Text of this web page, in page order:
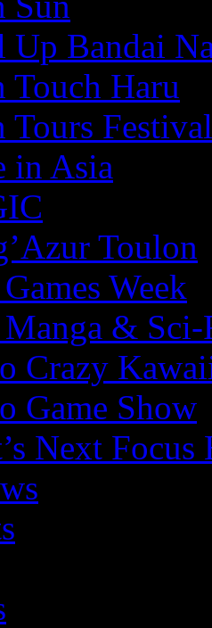
Up Bandai
Touch Haru
Tours Festival
in Asia
Toulon
Week
Manga &
Crazy
Game Show
Next